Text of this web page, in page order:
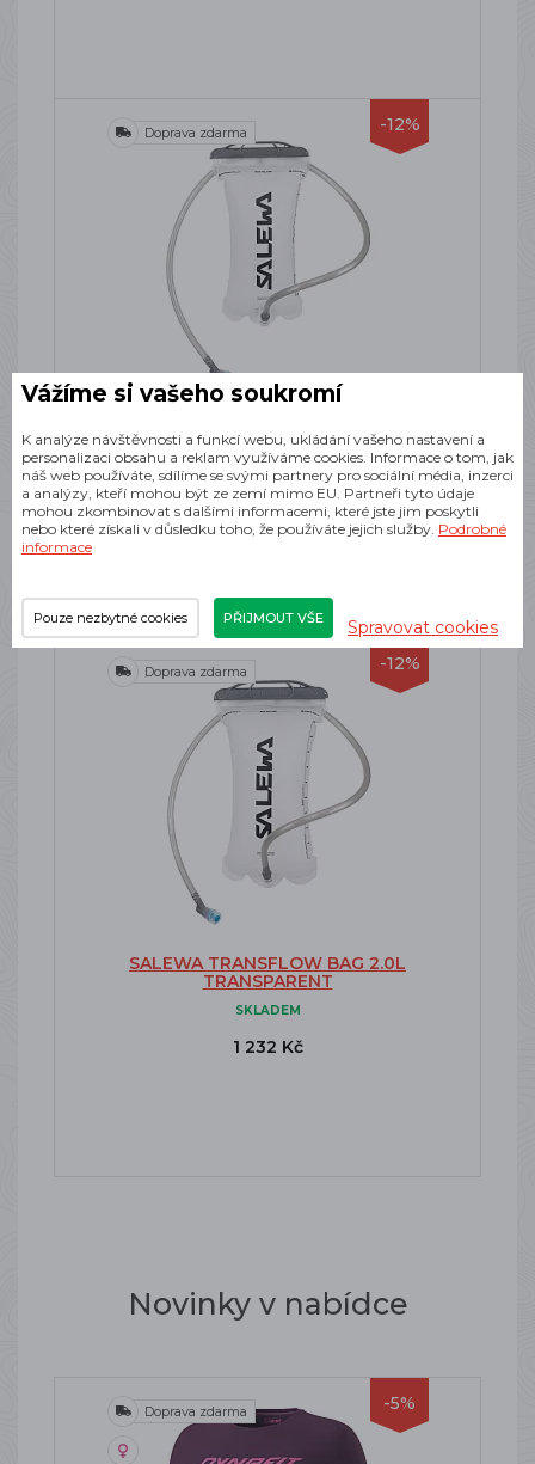
-12%
Doprava zdarma
TRANSPARENT
Hydrovak
SKLADEM
1 056 Kč
-12%
Doprava zdarma
SALEWA TRANSFLOW BAG 2.0L
TRANSPARENT
SKLADEM
1 232 Kč
Novinky v nabídce
-5%
Doprava zdarma
Vážíme si vašeho soukromí
K analýze návštěvnosti a funkcí webu, ukládání vašeho nastavení a
personalizaci obsahu a reklam využíváme cookies. Informace o tom, jak
náš web používáte, sdílíme se svými partnery pro sociální média, inzerci
a analýzy, kteří mohou být ze zemí mimo EU. Partneři tyto údaje
mohou zkombinovat s dalšími informacemi, které jste jim poskytli
nebo které získali v důsledku toho, že používáte jejich služby. Podrobné
informace
Pouze nezbytné cookies PŘIJMOUT VŠE Spravovat cookies